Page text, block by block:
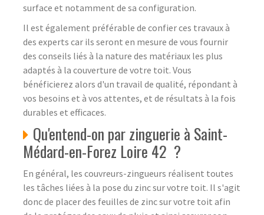
surface et notamment de sa configuration.
Il est également préférable de confier ces travaux à
des experts car ils seront en mesure de vous fournir
des conseils liés à la nature des matériaux les plus
adaptés à la couverture de votre toit. Vous
bénéficierez alors d'un travail de qualité, répondant à
vos besoins et à vos attentes, et de résultats à la fois
durables et efficaces.
Qu'entend-on par zinguerie à Saint-
Médard-en-Forez Loire 42 ?
En général, les couvreurs-zingueurs réalisent toutes
les tâches liées à la pose du zinc sur votre toit. Il s'agit
donc de placer des feuilles de zinc sur votre toit afin